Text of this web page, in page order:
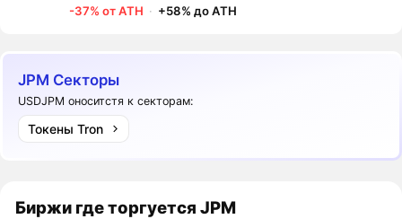
-37% от ATH · +58% до ATH
JPM Секторы
USDJPM оноситстя к секторам:
Токены Tron
Биржи где торгуется JPM